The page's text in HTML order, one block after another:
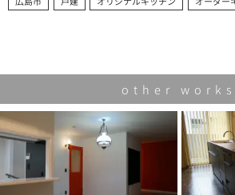
other works